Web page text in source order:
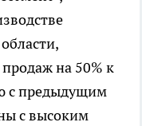
на 50% к
с предыдущим
с высоким